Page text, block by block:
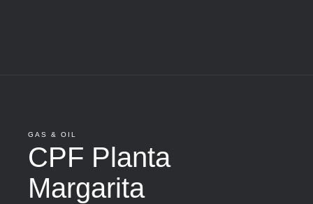
GAS & OIL
CPF Planta
Margarita